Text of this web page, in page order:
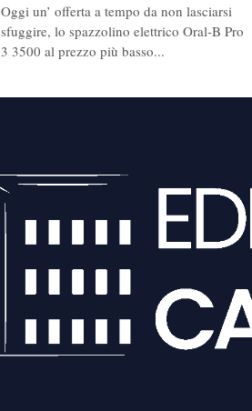
Oggi un’ offerta a tempo da non lasciarsi
sfuggire, lo spazzolino elettrico Oral-B Pro
3 3500 al prezzo più basso...